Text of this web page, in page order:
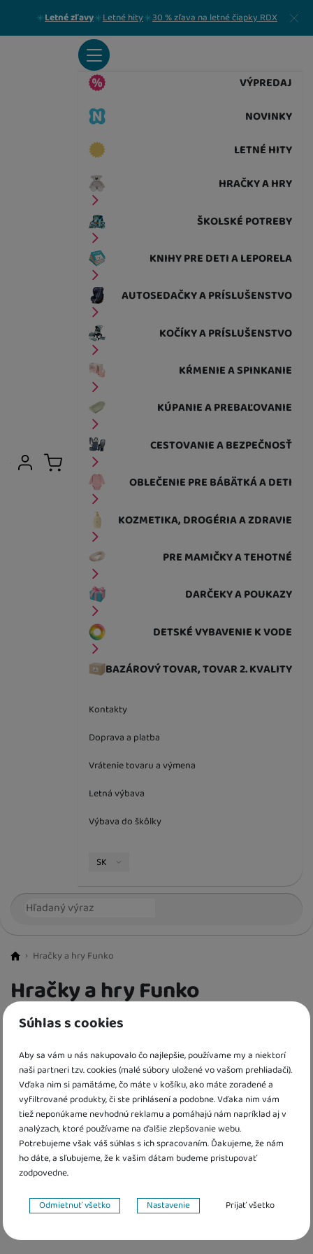
Súhlas s cookies
Aby sa vám u nás nakupovalo čo najlepšie, používame my a niektorí
naši partneri tzv. cookies (malé súbory uložené vo vašom prehliadači).
Vďaka nim si pamätáme, čo máte v košíku, ako máte zoradené a
vyfiltrované produkty, či ste prihlásení a podobne. Vďaka nim vám
tiež neponúkame nevhodnú reklamu a pomáhajú nám napríklad aj v
analýzach, ktoré používame na ďalšie zlepšovanie webu.
Potrebujeme však váš súhlas s ich spracovaním. Ďakujeme, že nám
ho dáte, a sľubujeme, že k vašim dátam budeme pristupovať
zodpovedne.
Nastavenie súhlasov s kategóriami cookies
VŽDY AKTÍVNE
Odmietnuť všetko Nastavenie Prijať všetko
Letné zľavy Letné hity 30 % zľava na letné čiapky RDX Zavrieť
VÝPREDAJ
NOVINKY
LETNÉ HITY
HRAČKY A HRY
ŠKOLSKÉ POTREBY
KNIHY PRE DETI A LEPORELA
AUTOSEDAČKY A PRÍSLUŠENSTVO
KOČÍKY A PRÍSLUŠENSTVO
KŔMENIE A SPINKANIE
KÚPANIE A PREBAĽOVANIE
CESTOVANIE A BEZPEČNOSŤ
OBLEČENIE PRE BÁBÄTKÁ A DETI
KOZMETIKA, DROGÉRIA A ZDRAVIE
PRE MAMIČKY A TEHOTNÉ
DARČEKY A POUKAZY
DETSKÉ VYBAVENIE K VODE
BAZÁROVÝ TOVAR, TOVAR 2. KVALITY
Kontakty
Doprava a platba
Vrátenie tovaru a výmena
Letná výbava
Výbava do škôlky
Jazyková verzia
SK
Vyhľadávanie
Užívateľská sekcia
Prihlásiť sa
Košík
Hračky a hry Funko
Hračky a hry Funko
ZoradiťOd najzaujímavejších
Najlacnejšie
Najdrahšie
Najviac zlacnené
Od najpredávanejších
Od najzaujímavejších 1 produkt
Cena(€)
až
Pohlavie
pre chlapcov (1)
Vek detí
6 rokov (1)
7 rokov (1)
8 rokov
9 rokov (1)
10 rokov
11 rokov (1)
Materiál hračky
plastové
Dostupnost
Skladom (1)
Extra
Produkty
Obľúbené
Výpredaj